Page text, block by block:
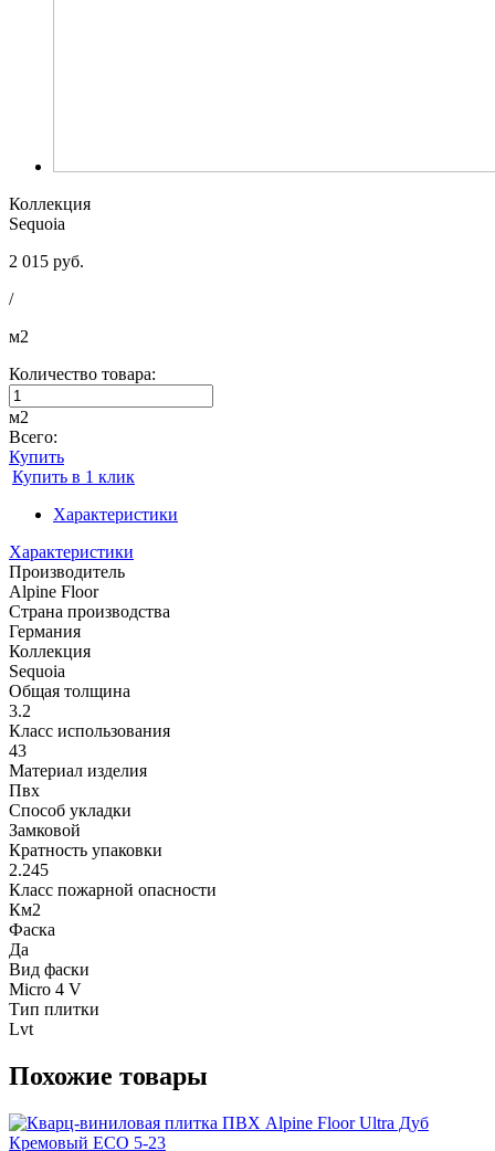
Коллекция
Sequoia
2 015 руб.
/
м2
Количество товара:
м2
Всего:
Купить
Купить в 1 клик
Характеристики
Характеристики
Производитель
Alpine Floor
Страна производства
Германия
Коллекция
Sequoia
Общая толщина
3.2
Класс использования
43
Материал изделия
Пвх
Способ укладки
Замковой
Кратность упаковки
2.245
Класс пожарной опасности
Км2
Фаска
Да
Вид фаски
Micro 4 V
Тип плитки
Lvt
Похожие товары